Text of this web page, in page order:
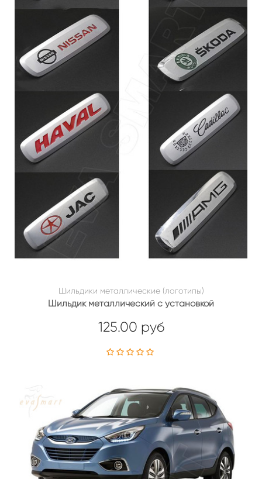
Шильдики металлические (логотипы)
Шильдик металлический с установкой
125.00 руб